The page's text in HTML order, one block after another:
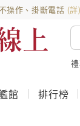
操作、掛斷電話 (詳)
館 排行榜